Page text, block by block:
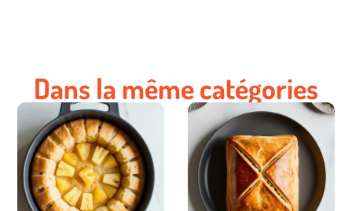
Dans la même catégories